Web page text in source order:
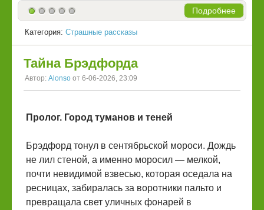
Подробнее
Категория: Страшные рассказы
Тайна Брэдфорда
Автор: Alonso от 6-06-2026, 23:09
Пролог. Город туманов и теней
Брэдфорд тонул в сентябрьской мороси. Дождь
не лил стеной, а именно моросил — мелкой,
почти невидимой взвесью, которая оседала на
ресницах, забиралась за воротники пальто и
превращала свет уличных фонарей в